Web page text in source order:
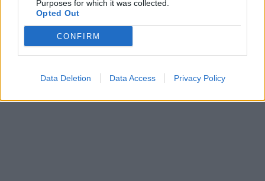
Purposes for which it was collected.
Opted Out
CONFIRM
Data Deletion Data Access Privacy Policy